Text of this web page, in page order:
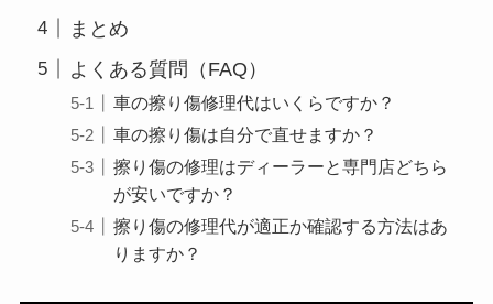
まとめ
よくある質問（FAQ）
車の擦り傷修理代はいくらですか？
車の擦り傷は自分で直せますか？
擦り傷の修理はディーラーと専門店どちら
が安いですか？
擦り傷の修理代が適正か確認する方法はあ
りますか？